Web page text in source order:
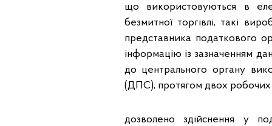
що використовуються в
безмитної торгівлі, такі
представника податкового
інформацію із зазначенням
до центрального органу
(ДПС), протягом двох робочих
дозволено здійснення у